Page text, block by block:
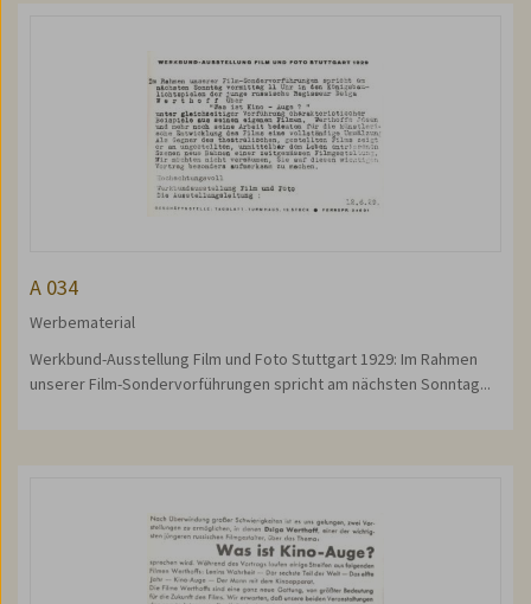
A 034
Werbematerial
Werkbund-Ausstellung Film und Foto Stuttgart 1929: Im Rahmen
unserer Film-Sondervorführungen spricht am nächsten Sonntag...